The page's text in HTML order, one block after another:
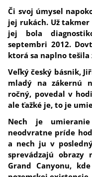
Či svoj úmysel
jej rukách. Už
jej bola
septembri 2012.
ktorá sa naplno tešila
Veľký český básnik,
mladý na zákernú
ročný, povedal v
ale ťažké je, to je
Nech je
neodvratne príde
a nech ju v
sprevádzajú obrazy
Grand Canyonu,